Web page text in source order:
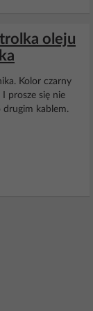
oleju
Kolor czarny
I prosze się nie
drugim kablem.